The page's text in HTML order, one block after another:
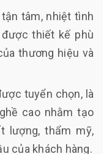
tâm, nhiệt tình
thiết kế phù
thương hiệu và
tuyển chọn, là
cao nhằm tạo
lượng, thẩm mỹ,
của khách hàng.